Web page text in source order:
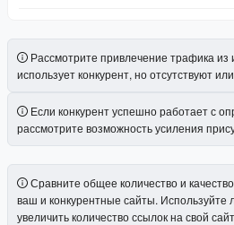
Рассмотрите привлечение трафика из
использует конкурент, но отсутствуют
Если конкурент успешно работает с
рассмотрите возможность усиления
Сравните общее количество и
ваш и конкурентные сайты. Используйте
увеличить количество ссылок на свой